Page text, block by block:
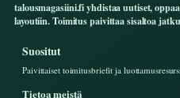
talousmagasiini.fi yhdistaa uutiset,
layoutiin. Toimitus paivittaa sisaltoa
Suositut
Paivittaiset toimitusbriefit ja
Tietoa meistä